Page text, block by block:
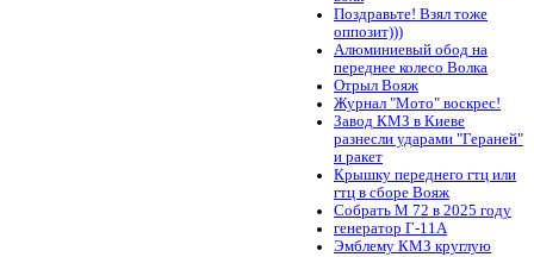
Поздравьте! Взял тоже
оппозит)))
Алюминиевый обод на
переднее колесо Волка
Отрыл Вояж
Журнал "Мото" воскрес!
Завод КМЗ в Киеве
разнесли ударами "Гераней"
и ракет
Крышку переднего гтц или
гтц в сборе Вояж
Собрать М 72 в 2025 году
генератор Г-11А
Эмблему КМЗ круглую